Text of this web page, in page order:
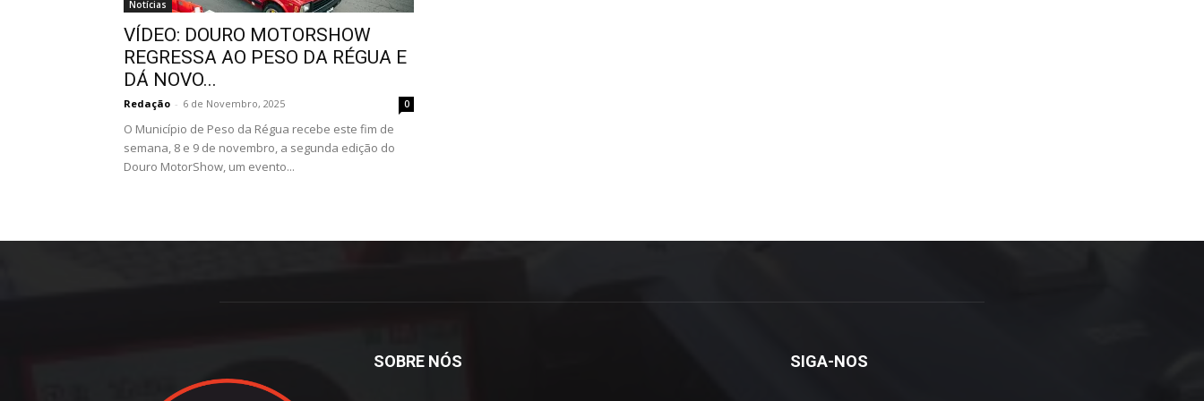
Notícias
VÍDEO: DOURO MOTORSHOW
REGRESSA AO PESO DA RÉGUA E
DÁ NOVO...
Redação - 6 de Novembro, 2025 0
O Município de Peso da Régua recebe este fim de
semana, 8 e 9 de novembro, a segunda edição do
Douro MotorShow, um evento...
SOBRE NÓS SIGA-NOS